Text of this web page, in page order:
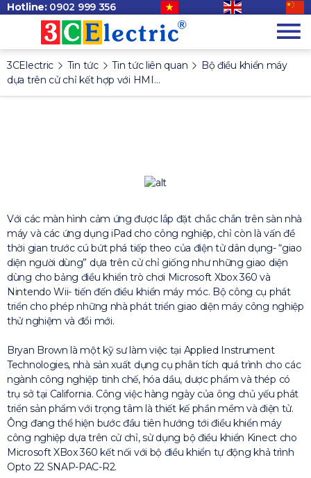
Hotline: 0902 999 356
3CElectric Tin tức Tin tức liên quan
Bộ điều khiển máy
dựa trên cử chỉ kết hợp với HMI…
Với các màn hình cảm ứng được lắp đặt chắc chắn trên sàn nhà
máy và các ứng dụng iPad cho công nghiệp, chỉ còn là vấn đề
thời gian trước cú bứt phá tiếp theo của điện tử dân dụng- “giao
diện người dùng” dựa trên cử chỉ giống như những giao diện
dùng cho bảng điều khiển trò chơi Microsoft Xbox 360 và
Nintendo Wii- tiến đến điều khiển máy móc. Bộ công cụ phát
triển cho phép những nhà phát triển giao diện máy công nghiệp
thử nghiệm và đổi mới.
Bryan Brown là một kỹ sư làm việc tại Applied Instrument
Technologies, nhà sản xuất dụng cụ phân tích quá trình cho các
ngành công nghiệp tinh chế, hóa dầu, dược phẩm và thép có
trụ sở tại California. Công việc hàng ngày của ông chủ yếu phát
triển sản phẩm với trọng tâm là thiết kế phần mềm và điện tử.
Ông đang thể hiện bước đầu tiên hướng tới điều khiển máy
công nghiệp dựa trên cử chỉ, sử dụng bộ điều khiển Kinect cho
Microsoft XBox 360 kết nối với bộ điều khiển tự động khả trình
Opto 22 SNAP-PAC-R2.